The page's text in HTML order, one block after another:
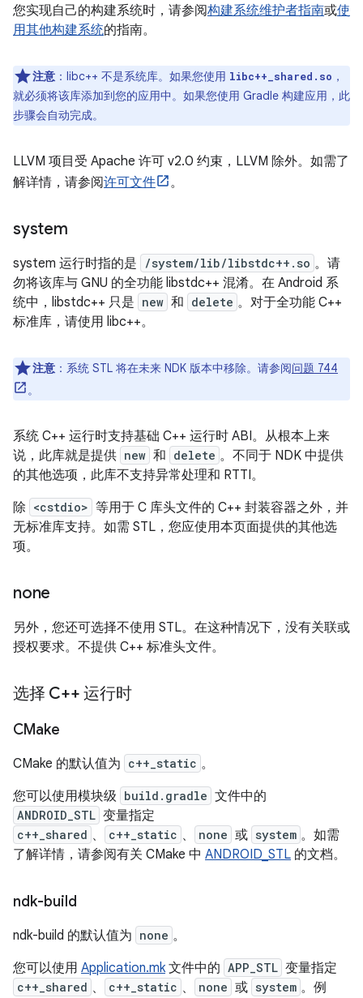
您实现自己的构建系统时，请参阅构建系统维护者指南或使
用其他构建系统的指南。
注意 ：libc++ 不是系统库。如果您使用 libc++_shared.so ，
就必须将该库添加到您的应用中。如果您使用 Gradle 构建应用，此
步骤会自动完成。
LLVM 项目受 Apache 许可 v2.0 约束，LLVM 除外。如需了
解详情，请参阅许可文件 。
system
system 运行时指的是 /system/lib/libstdc++.so 。请
勿将该库与 GNU 的全功能 libstdc++ 混淆。在 Android 系
统中，libstdc++ 只是 new 和 delete 。对于全功能 C++
标准库，请使用 libc++。
注意 ：系统 STL 将在未来 NDK 版本中移除。请参阅问题 744
。
系统 C++ 运行时支持基础 C++ 运行时 ABI。从根本上来
说，此库就是提供 new 和 delete 。不同于 NDK 中提供
的其他选项，此库不支持异常处理和 RTTI。
除 <cstdio> 等用于 C 库头文件的 C++ 封装容器之外，并
无标准库支持。如需 STL，您应使用本页面提供的其他选
项。
none
另外，您还可选择不使用 STL。在这种情况下，没有关联或
授权要求。不提供 C++ 标准头文件。
选择 C++ 运行时
CMake
CMake 的默认值为 c++_static 。
您可以使用模块级 build.gradle 文件中的
ANDROID_STL 变量指定
c++_shared 、 c++_static 、 none 或 system 。如需
了解详情，请参阅有关 CMake 中 ANDROID_STL 的文档。
ndk-build
ndk-build 的默认值为 none 。
您可以使用 Application.mk文件中的 APP_STL 变量指定
c++_shared 、 c++_static 、 none 或 system 。例